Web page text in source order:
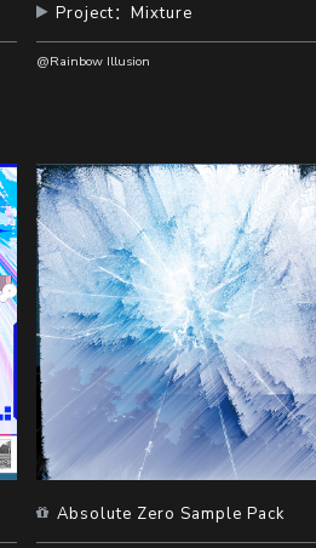
Project：Mixture
@Rainbow Illusion
Absolute Zero Sample Pack